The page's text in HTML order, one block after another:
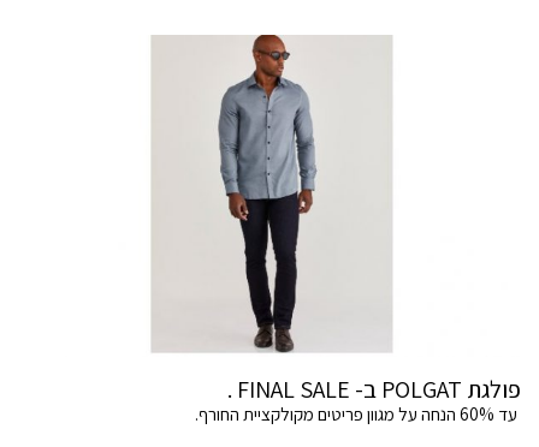
פולגת POLGAT ב- FINAL SALE .
עד 60% הנחה על מגוון פריטים מקולקציית החורף.